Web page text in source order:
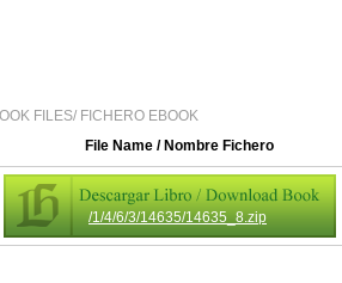
FILES/ FICHERO EBOOK
File Name / Nombre Fichero
/1/4/6/3/14635/14635_8.zip